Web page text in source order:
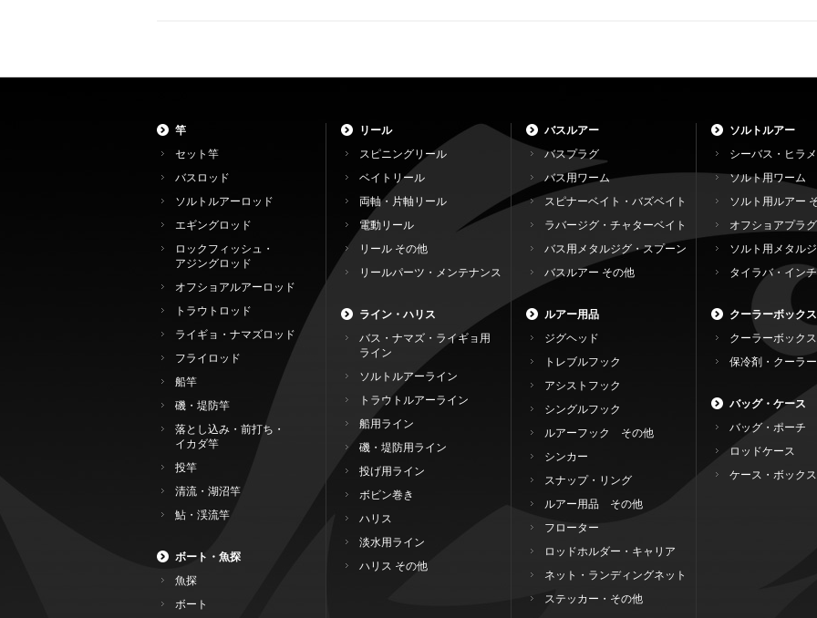
竿
セット竿
バスロッド
ソルトルアーロッド
エギングロッド
ロックフィッシュ・
アジングロッド
オフショアルアーロッド
トラウトロッド
ライギョ・ナマズロッド
フライロッド
船竿
磯・堤防竿
落とし込み・前打ち・
イカダ竿
投竿
清流・湖沼竿
鮎・渓流竿
ボート・魚探
魚探
ボート
リール
スピニングリール
ベイトリール
両軸・片軸リール
電動リール
リール その他
リールパーツ・メンテナンス
ライン・ハリス
バス・ナマズ・ライギョ用
ライン
ソルトルアーライン
トラウトルアーライン
船用ライン
磯・堤防用ライン
投げ用ライン
ボビン巻き
ハリス
淡水用ライン
ハリス その他
バスルアー
バスプラグ
バス用ワーム
スピナーベイト・バズベイト
ラバージグ・チャターベイト
バス用メタルジグ・スプーン
バスルアー その他
ルアー用品
ジグヘッド
トレブルフック
アシストフック
シングルフック
ルアーフック その他
シンカー
スナップ・リング
ルアー用品 その他
フローター
ロッドホルダー・キャリア
ネット・ランディングネット
ステッカー・その他
ソルトルアー
シーバス・ヒラ
ソルト用ワーム
ソルト用ルアー
オフショアプラグ
ソルト用メタル
タイラバ・イン
クーラーボックス
クーラーボックス
保冷剤・クーラ
バッグ・ケース
バッグ・ポーチ
ロッドケース
ケース・ボックス